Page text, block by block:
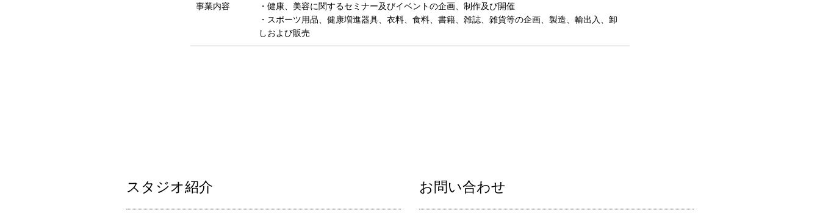
事業内容
・健康、美容に関するセミナー及びイベントの企画、制作及び開催
・スポーツ用品、健康増進器具、衣料、食料、書籍、雑誌、雑貨等の企画、製造、輸出入、卸
しおよび販売
スタジオ紹介 お問い合わせ